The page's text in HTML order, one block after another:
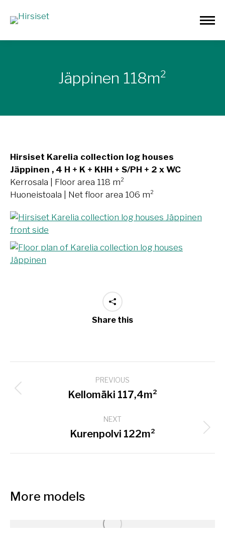
Jäppinen 118m²
Hirsiset Karelia collection log houses
Jäppinen , 4 H + K + KHH + S/PH + 2 x WC
Kerrosala | Floor area 118 m²
Huoneistoala | Net floor area 106 m²
Share this
navigation
PREVIOUS
Previous
Kellomäki 117,4m²
NEXT
Next
Kurenpolvi 122m²
More models